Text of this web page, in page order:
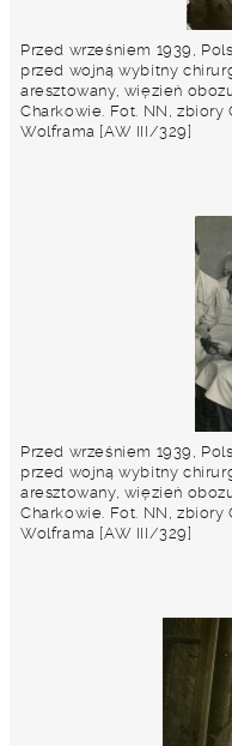
Przed wrześniem 1939,
przed wojną wybitny
aresztowany, więzień
Charkowie. Fot. NN, zbiory
Wolframa [AW III/329]
Przed wrześniem 1939,
przed wojną wybitny
aresztowany, więzień
Charkowie. Fot. NN, zbiory
Wolframa [AW III/329]